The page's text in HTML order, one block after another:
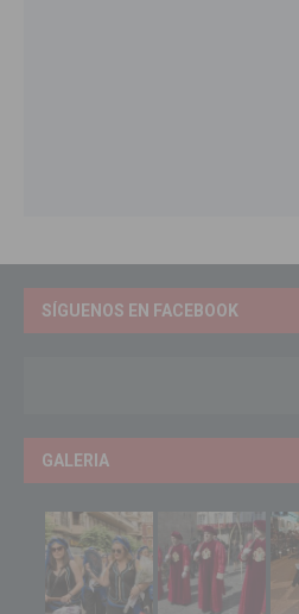
SÍGUENOS EN FACEBOOK
GALERIA